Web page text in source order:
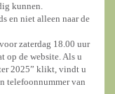
kunnen.
en niet alleen naar de
zaterdag 18.00 uur
op de website. Als u
2025” klikt, vindt u
telefoonnummer van